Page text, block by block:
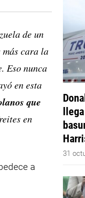
de un
cara la
Eso nunca
en esta
que
en
a
31